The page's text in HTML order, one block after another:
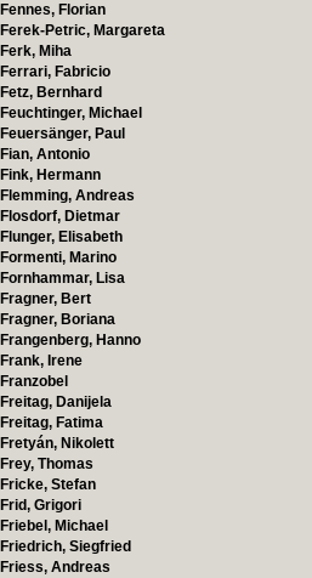
Fennes, Florian
Ferek-Petric, Margareta
Ferk, Miha
Ferrari, Fabricio
Fetz, Bernhard
Feuchtinger, Michael
Feuersänger, Paul
Fian, Antonio
Fink, Hermann
Flemming, Andreas
Flosdorf, Dietmar
Flunger, Elisabeth
Formenti, Marino
Fornhammar, Lisa
Fragner, Bert
Fragner, Boriana
Frangenberg, Hanno
Frank, Irene
Franzobel
Freitag, Danijela
Freitag, Fatima
Fretyán, Nikolett
Frey, Thomas
Fricke, Stefan
Frid, Grigori
Friebel, Michael
Friedrich, Siegfried
Friess, Andreas